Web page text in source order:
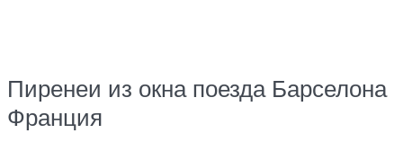
Пиренеи из окна поезда Барселона
Франция